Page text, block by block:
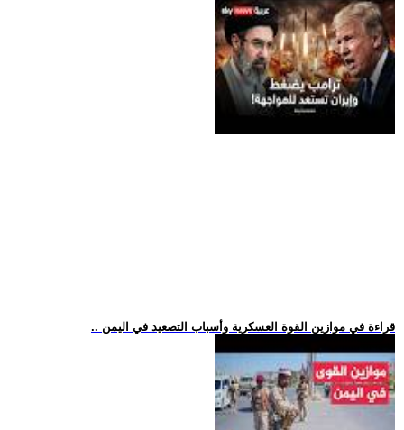
.. قراءة في موازين القوة العسكرية وأسباب التصعيد في اليمن